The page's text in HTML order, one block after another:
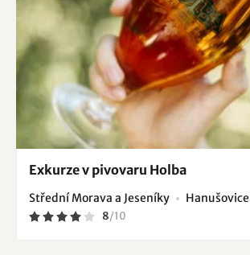
Exkurze v pivovaru Holba
Střední Morava a Jeseníky Hanušovice
8/10